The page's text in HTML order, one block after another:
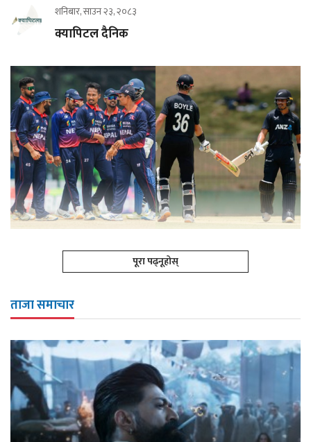
शनिबार, साउन २३, २०८३
क्यापिटल दैनिक
पूरा पढ्नूहोस्
ताजा समाचार